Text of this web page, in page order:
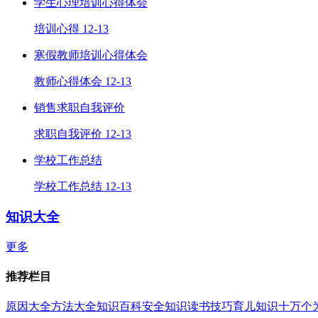
学生心理培训心得体会
培训心得 12-13
寒假教师培训心得体会
教师心得体会 12-13
销售求职自我评价
求职自我评价 12-13
学校工作总结
学校工作总结 12-13
知识大全
更多
推荐栏目
原因大全方法大全知识百科安全知识读书技巧育儿知识十万个